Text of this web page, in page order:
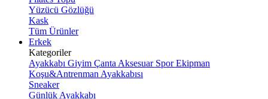
Yüzücü Gözlüğü
Kask
Tüm Ürünler
Erkek
Kategoriler
Ayakkabı Giyim Çanta Aksesuar Spor Ekipman
Koşu&Antrenman Ayakkabısı
Sneaker
Günlük Ayakkabı